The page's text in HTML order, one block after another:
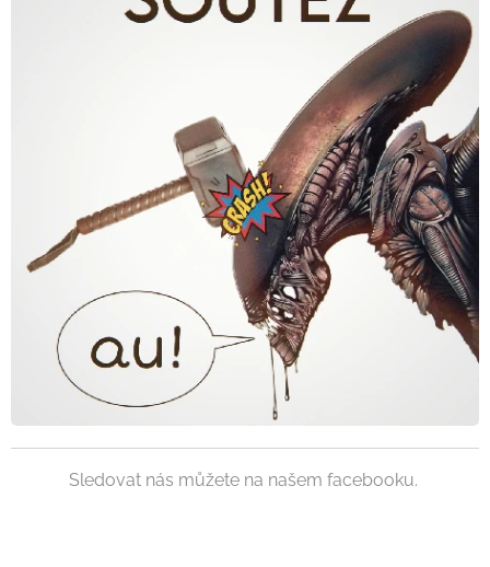
Sledovat nás můžete na našem facebooku.